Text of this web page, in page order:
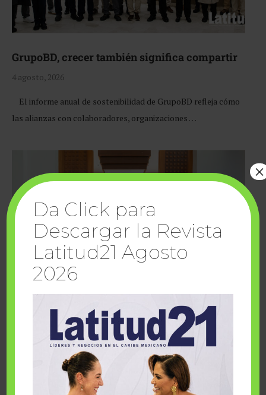
GrupoBD, crecer también significa compartir
4 agosto, 2026
El informe anual de sostenibilidad de GrupoBD refleja cómo
las alianzas con colaboradores, organizaciones …
Cuando la solidaridad inspira; cumplen
sueños Fairmont Mayakoba y Make-A-Wish
Da Click para
Descargar la Revista
Latitud21 Agosto
2026
×